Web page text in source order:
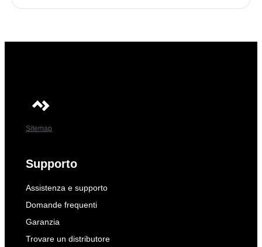
Sitemap
Supporto
Assistenza e supporto
Domande frequenti
Garanzia
Trovare un distributore